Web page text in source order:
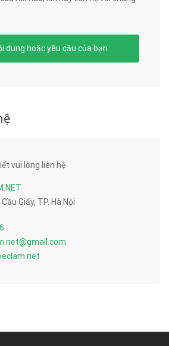
dung hoặc yêu cầu của bạn
vui lòng liên hệ
Giấy, TP. Hà Nội